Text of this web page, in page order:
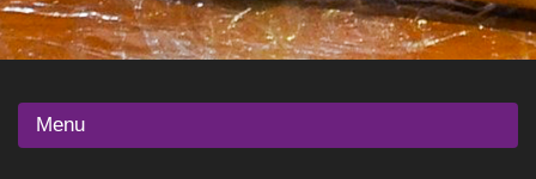
Menu